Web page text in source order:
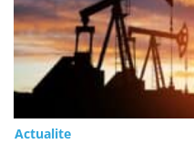
Actualite